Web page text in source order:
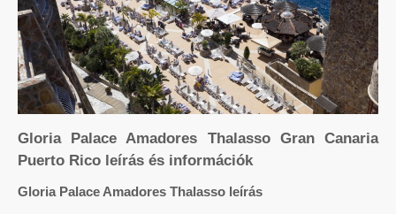
Gloria Palace Amadores Thalasso Gran Canaria
Puerto Rico leírás és információk
Gloria Palace Amadores Thalasso leírás